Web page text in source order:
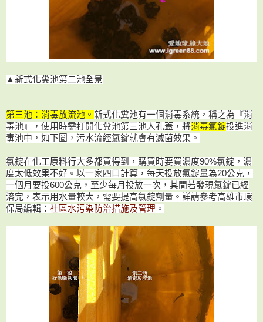
▲新式化糞池第二池全景
第三池：消毒放流池。 新式化糞池有一個消毒系統，稱之為『消
毒池』，使用時需打開化糞池第三池人孔蓋，將消毒氯錠投進消
毒池中，如下圖，污水流經氯錠就會有滅菌效果。
氯錠在化工原料行大多都買得到，購買時要買濃度90%氯錠，濃
度太低效果不好。以一家四口計算，每天投放氯錠量為20公克，
一個月要投600公克，至少每月投放一次，其間若發現氯錠已經
溶完，表示用水量較大，需要提高氯錠劑量。 詳請參考高雄市環
保局編輯： 社區水污染防治措施及管理 。